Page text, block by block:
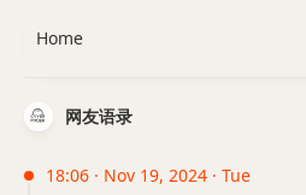
网友语录
18:06 · Nov 19, 2024 · Tue
Home